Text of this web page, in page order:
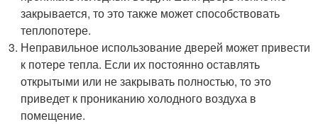
закрывается, то это также может способствовать
теплопотере.
Неправильное использование дверей может привести
к потере тепла. Если их постоянно оставлять
открытыми или не закрывать полностью, то это
приведет к прониканию холодного воздуха в
помещение.